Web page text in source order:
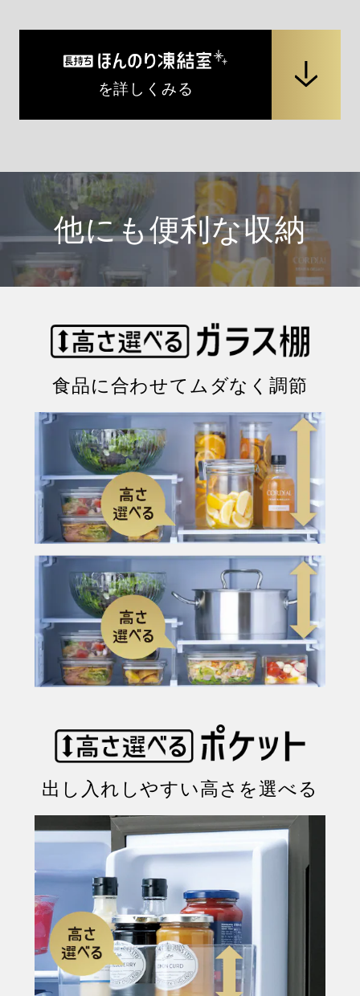
を詳しくみる
他にも便利な収納
食品に合わせてムダなく調節
出し入れしやすい高さを選べる